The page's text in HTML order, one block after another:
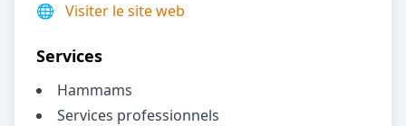
🌐 Visiter le site web
Services
Hammams
Services professionnels